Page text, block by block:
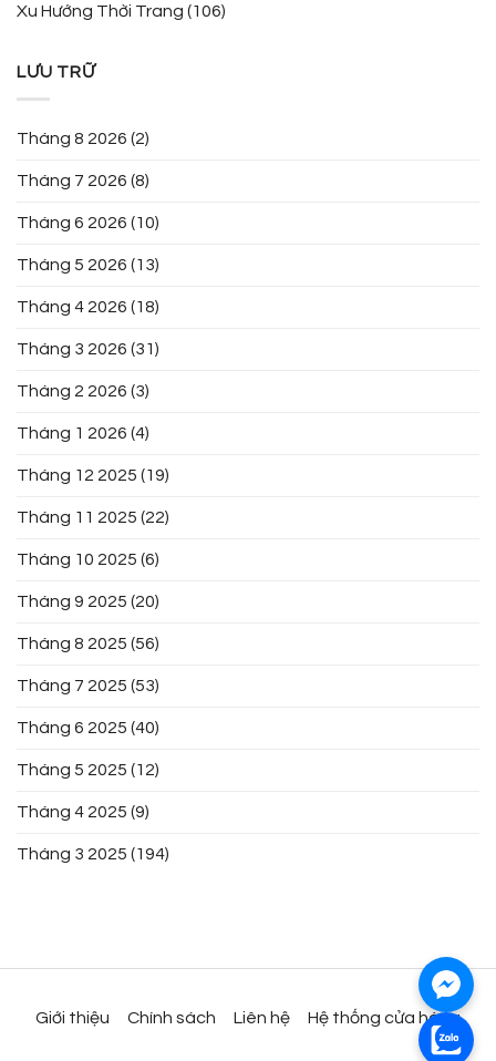
Xu Hướng Thời Trang (106)
LƯU TRỮ
Tháng 8 2026 (2)
Tháng 7 2026 (8)
Tháng 6 2026 (10)
Tháng 5 2026 (13)
Tháng 4 2026 (18)
Tháng 3 2026 (31)
Tháng 2 2026 (3)
Tháng 1 2026 (4)
Tháng 12 2025 (19)
Tháng 11 2025 (22)
Tháng 10 2025 (6)
Tháng 9 2025 (20)
Tháng 8 2025 (56)
Tháng 7 2025 (53)
Tháng 6 2025 (40)
Tháng 5 2025 (12)
Tháng 4 2025 (9)
Tháng 3 2025 (194)
Giới thiệu Chính sách Liên hệ Hệ thống cửa hàng